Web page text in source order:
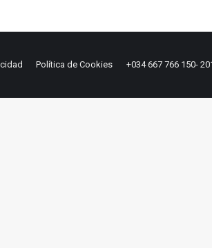
Política de Cookies +034 667 766 150-